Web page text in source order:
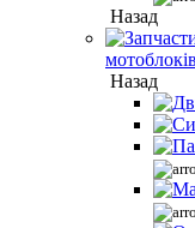
Назад
мотоблоків
Назад